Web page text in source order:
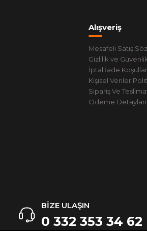
Alışveriş
Mesafeli Satış
Gizlilik ve
İptal İade
Kişisel Veriler
Sipariş Ve
Ödeme Detayları
BİZE ULAŞIN
0 332 353 34 62